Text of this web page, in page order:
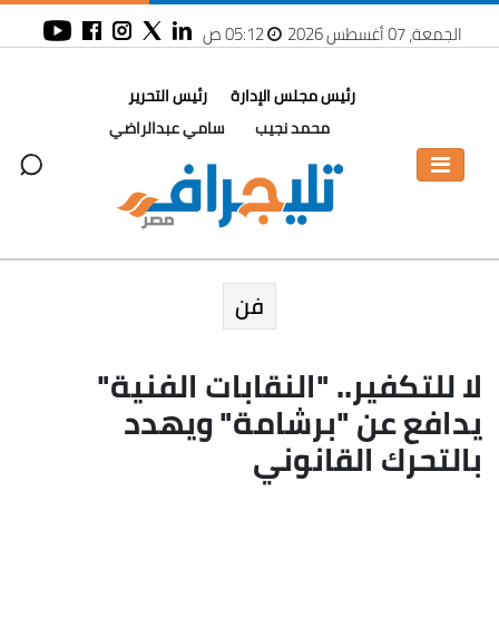
الجمعة، 07 أغسطس 2026 05:12 ص
رئيس مجلس الإدارة
محمد نجيب
رئيس التحرير
سامي عبدالراضي
فن
لا للتكفير.. "النقابات الفنية"
يدافع عن "برشامة" ويهدد
بالتحرك القانوني